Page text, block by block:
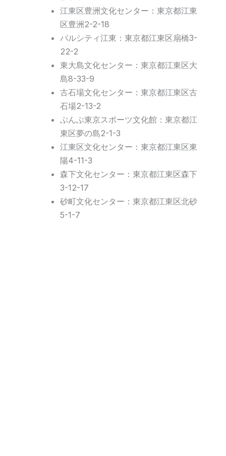
江東区豊洲文化センター：東京都江東
区豊洲2-2-18
パルシティ江東：東京都江東区扇橋3-
22-2
東大島文化センター：東京都江東区大
島8-33-9
古石場文化センター：東京都江東区古
石場2-13-2
ぶんぶ東京スポーツ文化館：東京都江
東区夢の島2-1-3
江東区文化センター：東京都江東区東
陽4-11-3
森下文化センター：東京都江東区森下
3-12-17
砂町文化センター：東京都江東区北砂
5-1-7